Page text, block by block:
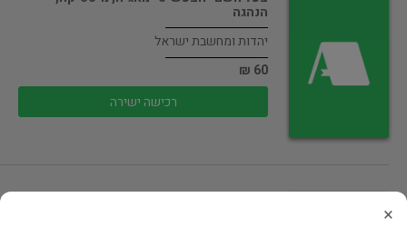
הנהגה
יהדות ומחשבת ישראל
60 ₪
רכישה ישירה
×